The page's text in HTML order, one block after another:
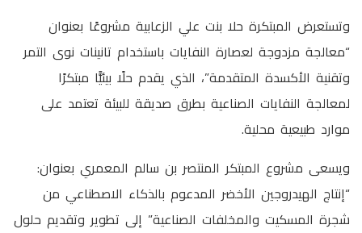
وتستعرض المبتكرة حلا بنت علي الزعابية مشروعًا بعنوان
“معالجة مزدوجة لعصارة النفايات باستخدام تانينات نوى التمر
وتقنية الأكسدة المتقدمة”، الذي يقدم حلًا بيئيًّا مبتكرًا
لمعالجة النفايات الصناعية بطرق صديقة للبيئة تعتمد على
موارد طبيعية محلية.
ويسعى مشروع المبتكر المنتصر بن سالم المعمري بعنوان:
“إنتاج الهيدروجين الأخضر المدعوم بالذكاء الاصطناعي من
شجرة المسكيت والمخلفات الصناعية” إلى تطوير وتقديم حلول